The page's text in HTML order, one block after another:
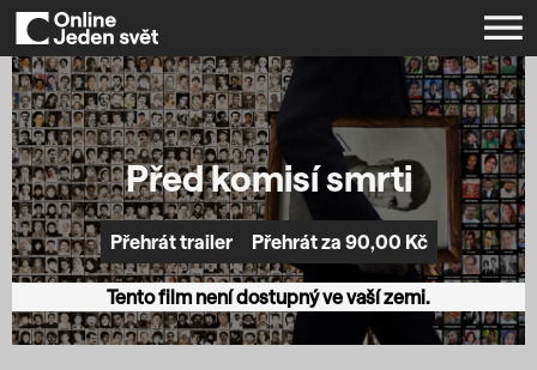
Před komisí smrti
Přehrát trailer Přehrát za 90,00 Kč
Tento film není dostupný ve vaší zemi.